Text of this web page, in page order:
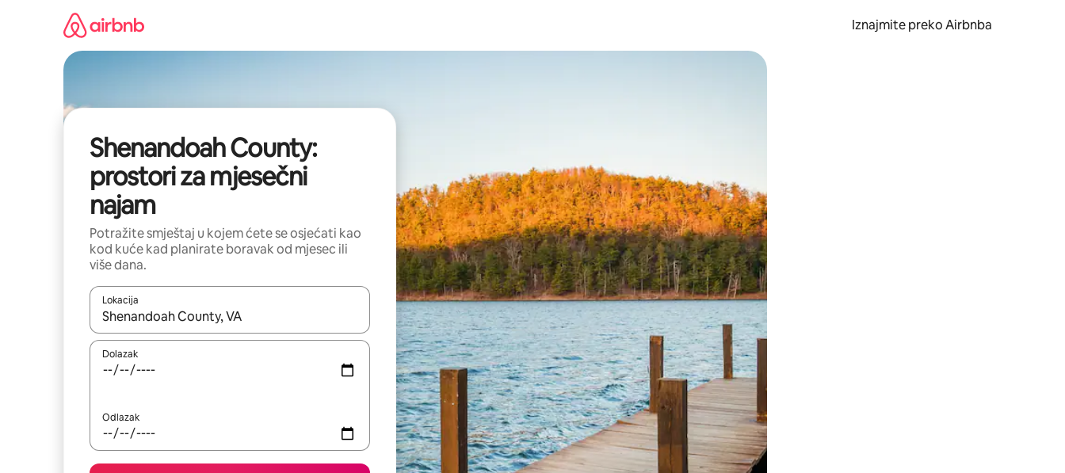
Iznajmite preko Airbnba
Shenandoah County:
prostori za mjesečni
najam
Potražite smještaj u kojem ćete se osjećati kao
kod kuće kad planirate boravak od mjesec ili
više dana.
Lokacija
Kada budu dostupni rezultati, moći ćete ih pregledati koristeći se strelicama prema gore i prema dolje, kao i dodirom ili prelaskom prstom po zaslonu.
Dolazak
Odlazak